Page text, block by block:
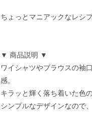
ちょっとマニアックなレシ
▼ 商品説明 ▼
ワイシャツやブラウスの袖
感。
キラッと輝く落ち着いた色
シンプルなデザインなので